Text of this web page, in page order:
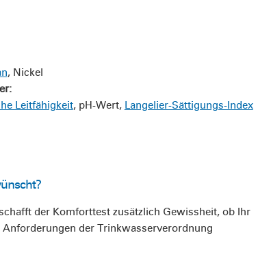
, Nickel
Leitfähigkeit, pH-Wert, Langelier-Sättigungs-Index
der Komforttest zusätzlich Gewissheit, ob Ihr
der Trinkwasserverordnung